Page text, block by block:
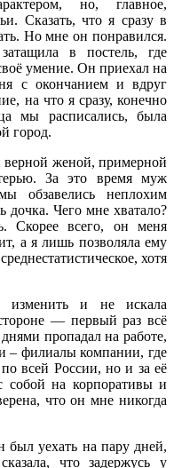
но, главное,
Сказать, что я сразу в
Но мне он понравился.
в постель, где
умение. Он приехал на
с окончанием и вдруг
на что я сразу, конечно
мы расписались, была
город.
женой, примерной
За это время муж
обзавелись неплохим
Чего мне хватало?
Скорее всего, он меня
а я лишь позволяла ему
хотя
и не искала
— первый раз всё
пропадал на работе,
– филиалы компании, где
всей России, но и за её
собой на корпоративы и
что он мне никогда
был уехать на пару дней,
что задержусь у